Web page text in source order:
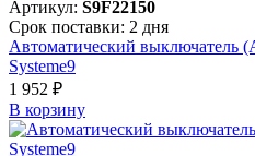
Артикул: S9F22150
Срок поставки: 2 дня
Автоматический выключатель
Systeme9
1 952 ₽
В корзинy